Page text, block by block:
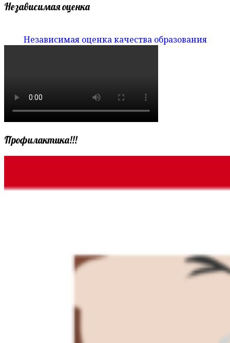
Независимая оценка
Независимая оценка качества образования
Профилактика!!!